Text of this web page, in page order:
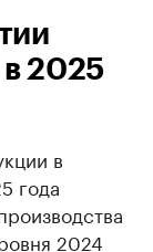
в 2025
в
года
2024